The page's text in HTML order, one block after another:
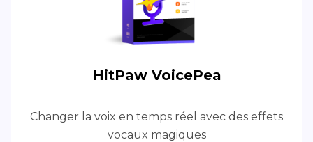
HitPaw VoicePea
Changer la voix en temps réel avec des effets
vocaux magiques